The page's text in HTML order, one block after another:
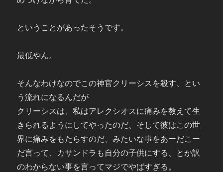
ということがあったそうです。
最低やん。
そんなわけなのでこの神官クリーシスを殺す、とい
う流れになるんだが
クリーシスは、私はアレクシオスに痛みを教えて生
きられるようにしてやったのだ、そして彼はこの世
界に痛みをもたらすのだ、みたいな事をあーだこー
だ言って、カサンドラも自分の子供にする、とか訳
のわからない事を言ってマジでやばすぎる。